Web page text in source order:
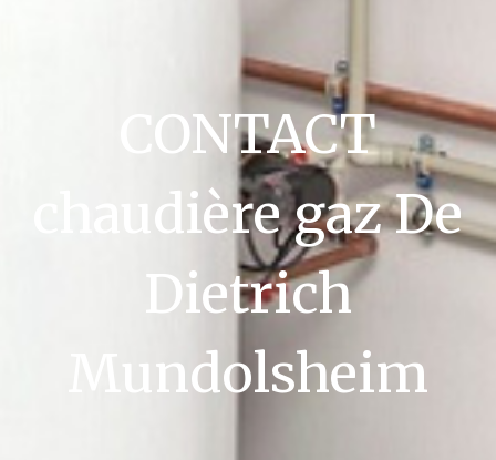
CONTACT
chaudière gaz De
Dietrich
Mundolsheim